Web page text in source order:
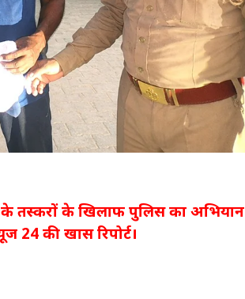
तस्करों के खिलाफ पुलिस का अभियान
24 की खास रिपोर्ट।